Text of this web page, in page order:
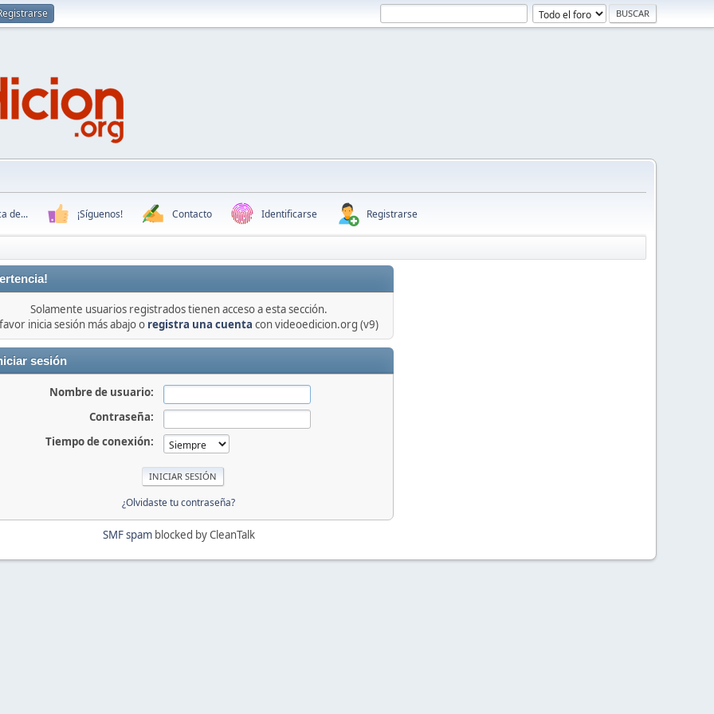
de... ¡Síguenos! Contacto Identificarse Registrarse
Solamente usuarios registrados tienen acceso a esta sección.
inicia sesión más abajo o registra una cuenta con videoedicion.org (v9)
sesión
Nombre de usuario:
Contraseña:
Tiempo de conexión:
¿Olvidaste tu contraseña?
SMF spamblocked by CleanTalk